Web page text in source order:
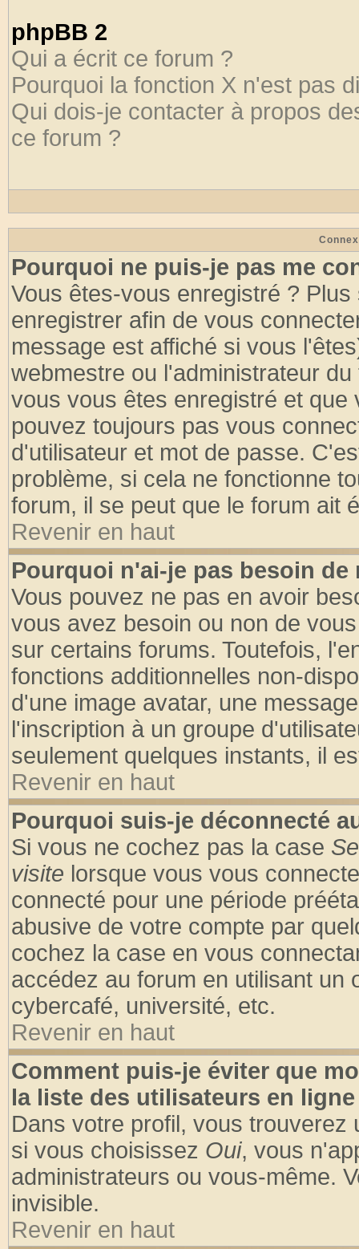
phpBB 2
Qui a écrit ce forum ?
Pourquoi la fonction X n'est pas
Qui dois-je contacter à propos
ce forum ?
Pourquoi ne puis-je pas me
Vous êtes-vous enregistré ?
enregistrer afin de vous
message est affiché si vous
webmestre ou l'administrateur
vous vous êtes enregistré et
pouvez toujours pas vous
d'utilisateur et mot de passe.
problème, si cela ne fonctionne
forum, il se peut que le forum ait
Revenir en haut
Pourquoi n'ai-je pas besoin de
Vous pouvez ne pas en avoir
vous avez besoin ou non de
sur certains forums. Toutefois,
fonctions additionnelles non-
d'une image avatar, une
l'inscription à un groupe
seulement quelques instants, il
Revenir en haut
Pourquoi suis-je déconnecté
Si vous ne cochez pas la case
visite lorsque vous vous
connecté pour une période
abusive de votre compte par
cochez la case en vous
accédez au forum en utilisant un
cybercafé, université, etc.
Revenir en haut
Comment puis-je éviter que
la liste des utilisateurs en
Dans votre profil, vous trouverez
si vous choisissez Oui, vous
administrateurs ou vous-même.
invisible.
Revenir en haut